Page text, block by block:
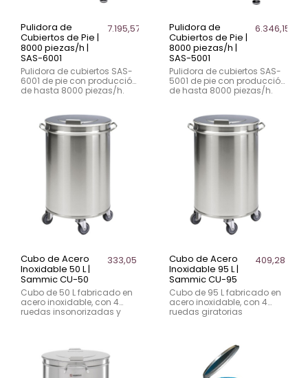
Pulidora de
Cubiertos de Pie |
8000 piezas/h |
SAS-6001
7.195,57 €
Pulidora de cubiertos SAS-
6001 de pie con producción
de hasta 8000 piezas/h.
salida para hostelería.
Pulidora de
Cubiertos de Pie |
8000 piezas/h |
SAS-5001
6.346,15 €
Pulidora de cubiertos SAS-
5001 de pie con producción
de hasta 8000 piezas/h.
UVC y gran capacidad.
Cubo de Acero
Inoxidable 50 L |
Sammic CU-50
333,05 €
Cubo de 50 L fabricado en
acero inoxidable, con 4
ruedas insonorizadas y
Cubo de Acero
Inoxidable 95 L |
Sammic CU-95
409,28 €
Cubo de 95 L fabricado en
acero inoxidable, con 4
ruedas giratorias
profesionales.